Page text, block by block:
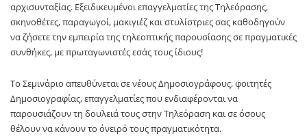
αρχισυνταξίας. Εξειδικευμένοι επαγγελματίες της Τηλεόρασης,
σκηνοθέτες, παραγωγοί, μακιγιέζ και στυλίστριες σας καθοδηγούν
να ζήσετε την εμπειρία της τηλεοπτικής παρουσίασης σε πραγματικές
συνθήκες, με πρωταγωνιστές εσάς τους ίδιους!
Το Σεμινάριο απευθύνεται σε νέους Δημοσιογράφους, φοιτητές
Δημοσιογραφίας, επαγγελματίες που ενδιαφέρονται να
παρουσιάζουν τη δουλειά τους στην Τηλεόραση και σε όσους
θέλουν να κάνουν το όνειρό τους πραγματικότητα.